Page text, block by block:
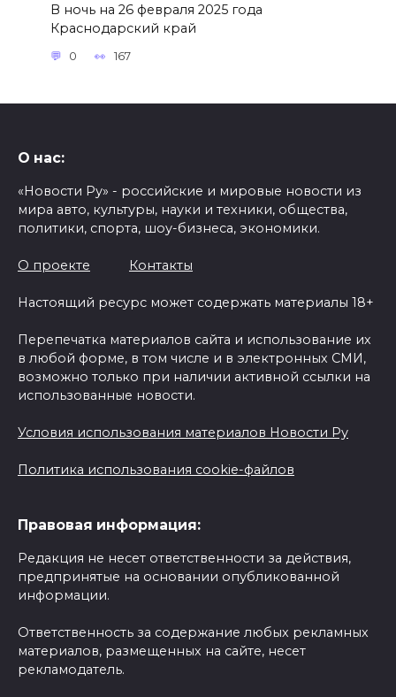
В ночь на 26 февраля 2025 года
Краснодарский край
0 167
О нас:
«Новости Ру» - российские и мировые новости из
мира авто, культуры, науки и техники, общества,
политики, спорта, шоу-бизнеса, экономики.
О проекте Контакты
Настоящий ресурс может содержать материалы 18+
Перепечатка материалов сайта и использование их
в любой форме, в том числе и в электронных СМИ,
возможно только при наличии активной ссылки на
использованные новости.
Условия использования материалов Новости Ру
Политика использования cookie-файлов
Правовая информация:
Редакция не несет ответственности за действия,
предпринятые на основании опубликованной
информации.
Ответственность за содержание любых рекламных
материалов, размещенных на сайте, несет
рекламодатель.